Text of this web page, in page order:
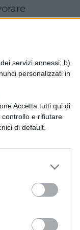
servizi annessi; b)
personalizzati in
Accetta tutti qui di
e rifiutare
di default.
più